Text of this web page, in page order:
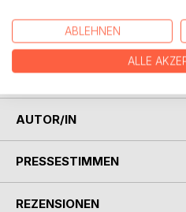
Tiefgehende Einblicke in die
zeigen, dass sie mehr als nur
kreativer Partner.
AUTOR/IN
PRESSESTIMMEN
REZENSIONEN
ABLEHNEN
ALLE